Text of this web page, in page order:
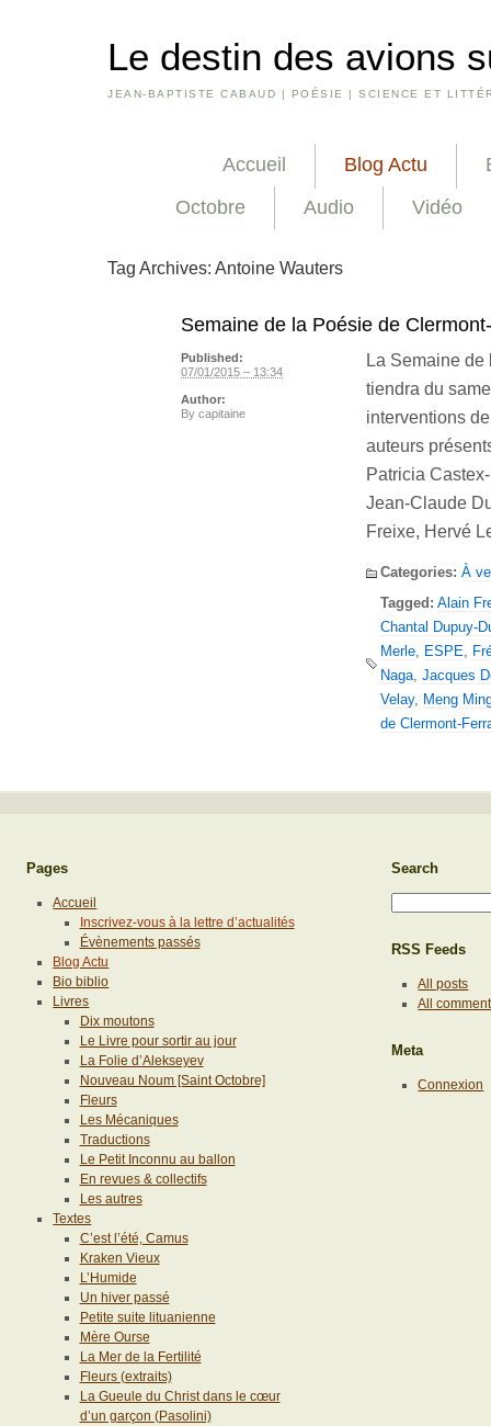
Le destin des avions
JEAN-BAPTISTE CABAUD | POÉSIE | SCIENCE ET
Accueil Blog Actu
Octobre
Audio Vidéo
Tag Archives: Antoine Wauters
Semaine de la Poésie de
La Semaine
tiendra du
interventions
auteurs
Patricia
Jean-Claude
Freixe, Hervé
Categories: À
Tagged: Alain
Chantal Dupuy-
Merle
ESPE
Naga Jacques
Velay, Meng
de Clermont-
Published:
07/01/2015 – 13:34
Author:
By capitaine
Pages
Accueil
Inscrivez-vous à la lettre d’actualités
Évènements passés
Blog Actu
Bio biblio
Livres
Dix moutons
Le Livre pour sortir au jour
La Folie d’Alekseyev
Nouveau Noum [Saint Octobre]
Fleurs
Les Mécaniques
Traductions
Le Petit Inconnu au ballon
En revues & collectifs
Les autres
Textes
C’est l’été, Camus
Kraken Vieux
L’Humide
Un hiver passé
Petite suite lituanienne
Mère Ourse
La Mer de la Fertilité
Fleurs (extraits)
La Gueule du Christ dans le cœur
d’un garçon (Pasolini)
Search
RSS Feeds
All posts
All
Meta
Connexion